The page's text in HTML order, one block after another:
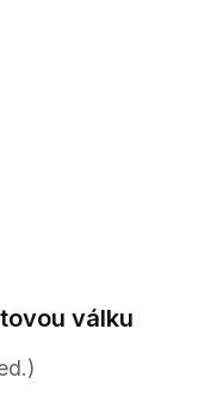
válku